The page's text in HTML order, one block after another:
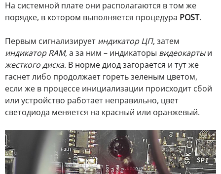
На системной плате они располагаются в том же
порядке, в котором выполняется процедура POST.
Первым сигнализирует индикатор ЦП, затем
индикатор RAM, а за ним – индикаторы видеокартыи
жесткого диска. В норме диод загорается и тут же
гаснет либо продолжает гореть зеленым цветом,
если же в процессе инициализации происходит сбой
или устройство работает неправильно, цвет
светодиода меняется на красный или оранжевый.